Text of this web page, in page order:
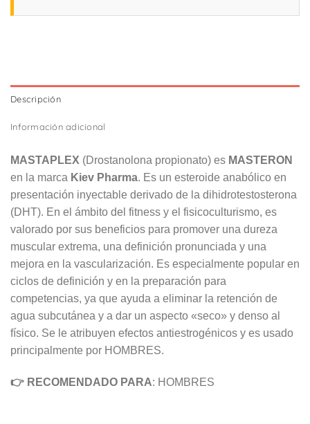
Descripción
Información adicional
MASTAPLEX (Drostanolona propionato) es MASTERON
en la marca Kiev Pharma. Es un esteroide anabólico en
presentación inyectable derivado de la dihidrotestosterona
(DHT). En el ámbito del fitness y el fisicoculturismo, es
valorado por sus beneficios para promover una dureza
muscular extrema, una definición pronunciada y una
mejora en la vascularización. Es especialmente popular en
ciclos de definición y en la preparación para
competencias, ya que ayuda a eliminar la retención de
agua subcutánea y a dar un aspecto «seco» y denso al
físico. Se le atribuyen efectos antiestrogénicos y es usado
principalmente por HOMBRES.
👉 RECOMENDADO PARA: HOMBRES